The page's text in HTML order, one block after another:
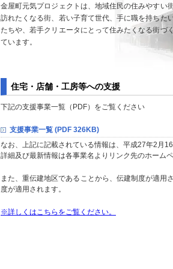
金屋町元気プロジェクトは、地域住民の住みやすい
訪れたくなる街、若い子育て世代、手に職を持ちた
たちや、若手クリエータにとって住みたくなる街づ
ています。
住宅・店舗・工房等への支援
下記の支援事業一覧（PDF）をご覧ください
支援事業一覧 (PDF 326KB)
なお、上記に記載されている情報は、平成27年2月16
詳細及び最新情報は各事業名よりリンク先のホーム
また、重伝建地区であることから、伝建制度が適用
度が適用されます。
※詳しくはこちらをご覧ください。